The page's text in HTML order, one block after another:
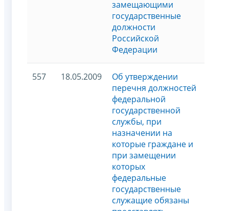
замещающими
государственные
должности
Российской
Федерации
557 18.05.2009
Об утверждении
перечня должностей
федеральной
государственной
службы, при
назначении на
которые граждане и
при замещении
которых
федеральные
государственные
служащие обязаны